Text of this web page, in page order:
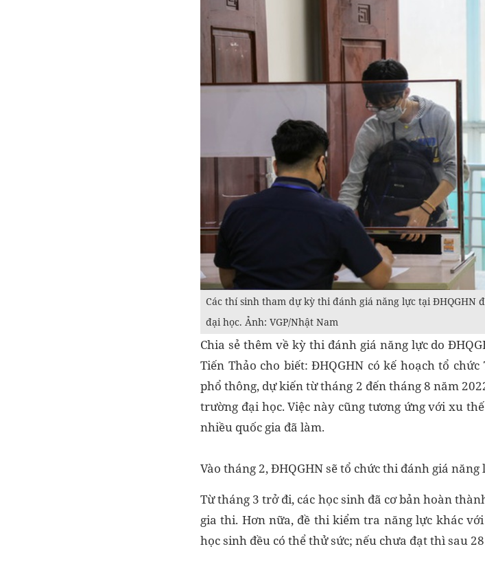
Các thí sinh tham dự kỳ thi đánh giá năng lực tại ĐHQGHN
đại học. Ảnh: VGP/Nhật Nam
Chia sẻ thêm về kỳ thi đánh giá năng lực do
Tiến Thảo cho biết: ĐHQGHN có kế hoạch tổ
phổ thông, dự kiến từ tháng 2 đến tháng 8 năm
trường đại học. Việc này cũng tương ứng với xu
nhiều quốc gia đã làm.
Vào tháng 2, ĐHQGHN sẽ tổ chức thi đánh giá
Từ tháng 3 trở đi, các học sinh đã cơ bản hoàn
gia thi. Hơn nữa, đề thi kiểm tra năng lực khác
học sinh đều có thể thử sức; nếu chưa đạt thì sau